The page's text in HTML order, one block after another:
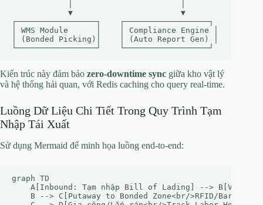
            ▼                       ▼
┌─────────────────┐    ┌──────────────────┐
│ WMS Module      │    │ Compliance Engine │
│ (Bonded Picking)│    │ (Auto Report Gen) │
Kiến trúc này đảm bảo zero-downtime sync giữa kho vật lý
và hệ thống hải quan, với Redis caching cho query real-time.
Luồng Dữ Liệu Chi Tiết Trong Quy Trình Tạm
Nhập Tái Xuất
Sử dụng Mermaid để minh họa luồng end-to-end:
graph TD
A[Inbound: Tạm nhập Bill of Lading] -->
B --> C[Putaway to Bonded Zone<br/>RFID/Barcode